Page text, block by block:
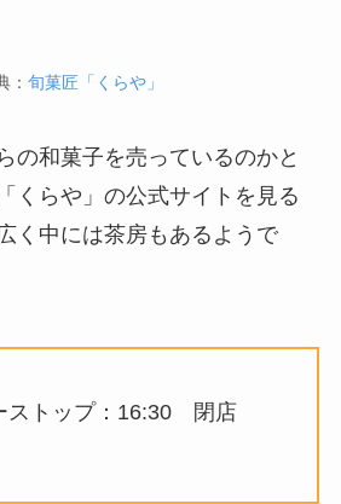
： 旬菓匠「くらや」
の和菓子を売っているのかと
くらや」の公式サイトを見る
く中には茶房もあるようで
トップ：16:30 閉店